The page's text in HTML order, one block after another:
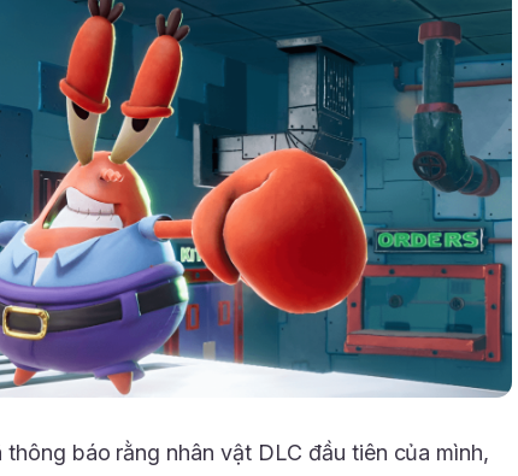
báo rằng nhân vật DLC đầu tiên của mình,